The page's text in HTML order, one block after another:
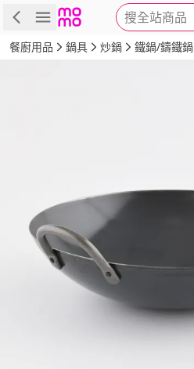
搜全站商品
商品 評價 詳情
餐廚用品 鍋具 炒鍋 鐵鍋/鑄鐵鍋